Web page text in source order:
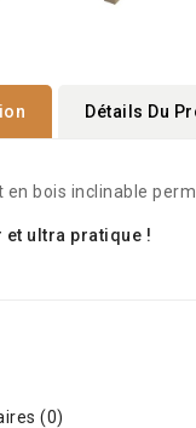
Détails Du
en bois inclinable
et ultra pratique !
(0)